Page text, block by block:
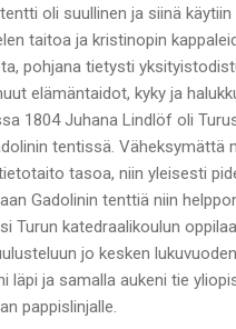
oli suullinen ja siinä käytiin
taitoa ja kristinopin
pohjana tietysti
elämäntaidot, kyky ja
1804 Juhana Lindlöf oli
tentissä. Väheksymättä
tasoa, niin yleisesti
Gadolinin tenttiä niin
Turun katedraalikoulun
jo kesken
läpi ja samalla aukeni tie
pappislinjalle.